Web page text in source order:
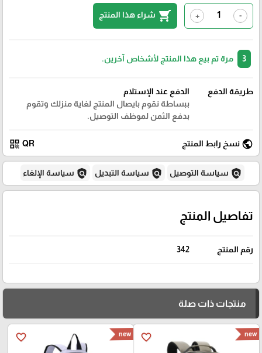
-
+
shopping_cart شراء هذا المنتج
مرة تم بيع هذا المنتج لأشخاص آخرين.
طريقة الدفع
الدفع عند الإستلام
ببساطة نقوم بايصال المنتج لغاية منزلك وتقوم
بدفع الثمن لموظف التوصيل.
public نسخ رابط المنتج QR
qr_code
policy سياسة التوصيل policy سياسة التبديل policy سياسة الإلغاء
تفاصيل المنتج
رقم المنتج 342
منتجات ذات صلة
favorite_border new
favorite_border new